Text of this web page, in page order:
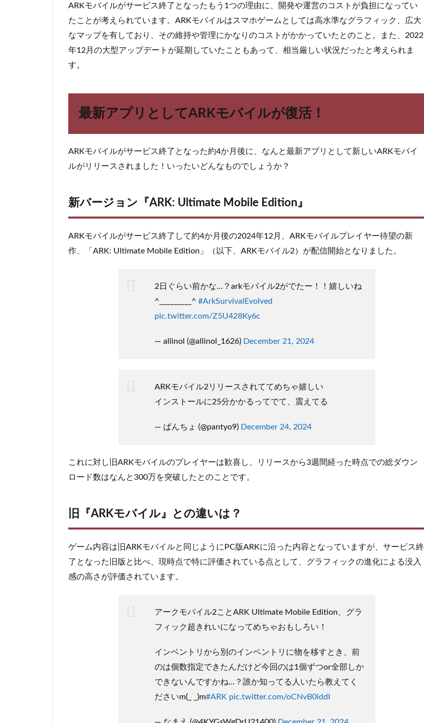
アプ
リと
して
モバ
バージョ
Ultimate
Edition』
旧
ル』と
は？
ARKモバイルがサービス終了となったもう1つの理由に、開発や運営のコストが負担になってい
たことが考えられています。ARKモバイルはスマホゲームとしては高水準なグラフィック、広大
なマップを有しており、その維持や管理にかなりのコストがかかっていたとのこと。また、2022
年12月の大型アップデートが延期していたこともあって、相当厳しい状況だったと考えられま
す。
最新アプリとしてARKモバイルが復活！
ARKモバイルがサービス終了となった約4か月後に、なんと最新アプリとして新しいARKモバイ
ルがリリースされました！いったいどんなものでしょうか？
新バージョン『ARK: Ultimate Mobile Edition』
ARKモバイルがサービス終了して約4か月後の2024年12月、ARKモバイルプレイヤー待望の新
作、「ARK: Ultimate Mobile Edition」（以下、ARKモバイル2）が配信開始となりました。
2日ぐらい前かな…？arkモバイル2がでたー！！嬉しいね
^⁠_⁠_⁠_⁠_⁠_⁠_⁠_⁠_⁠_⁠^ #ArkSurvivalEvolved
pic.twitter.com/Z5U428Ky6c
— allinol (@allinol_1626) December 21, 2024
ARKモバイル2リリースされててめちゃ嬉しい
インストールに25分かかるってでて、震えてる
— ぱんちょ (@pantyo9) December 24, 2024
これに対し旧ARKモバイルのプレイヤーは歓喜し、リリースから3週間経った時点での総ダウン
ロード数はなんと300万を突破したとのことです。
旧『ARKモバイル』との違いは？
ゲーム内容は旧ARKモバイルと同じようにPC版ARKに沿った内容となっていますが、サービス終
了となった旧版と比べ、現時点で特に評価されている点として、グラフィックの進化による没入
感の高さが評価されています。
アークモバイル2ことARK Ultimate Mobile Edition、グラ
フィック超きれいになってめちゃおもしろい！
インベントリから別のインベントリに物を移すとき、前
のは個数指定できたんだけど今回のは1個ずつor全部しか
できないんですかね…？誰か知ってる人いたら教えてく
ださいm(_ _)m#ARK pic.twitter.com/oCNvB0iddI